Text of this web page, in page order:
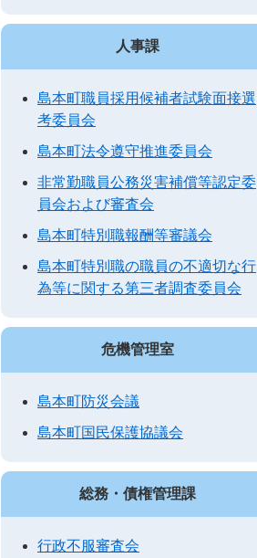
人事課
島本町職員採用候補者試験面接選
考委員会
島本町法令遵守推進委員会
非常勤職員公務災害補償等認定委
員会および審査会
島本町特別職報酬等審議会
島本町特別職の職員の不適切な行
為等に関する第三者調査委員会
危機管理室
島本町防災会議
島本町国民保護協議会
総務・債権管理課
行政不服審査会